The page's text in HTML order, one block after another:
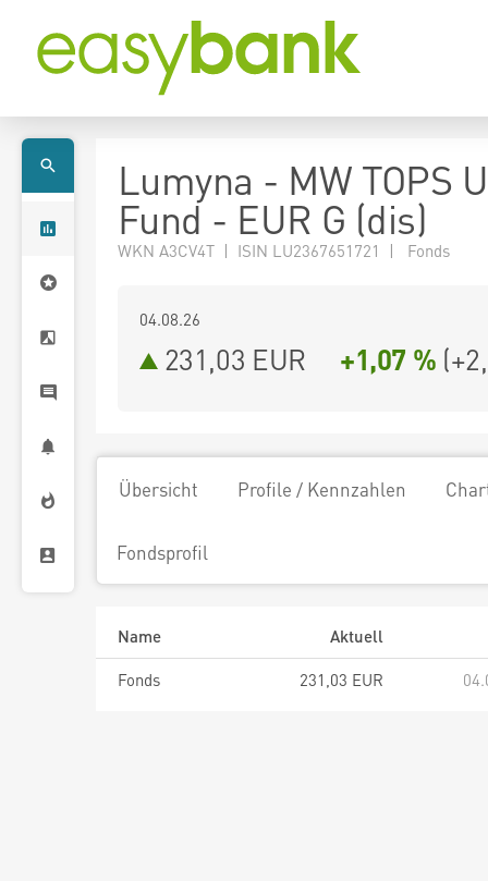
Lumyna - MW TOPS
Fund - EUR G (dis)
WKN A3CV4T | ISIN LU2367651721 | Fonds
04.08.26
231,03 EUR +1,07 % (
Übersicht Profile / Kennzahlen
Fondsprofil
Name
Aktuell
Fonds
231,03 EUR